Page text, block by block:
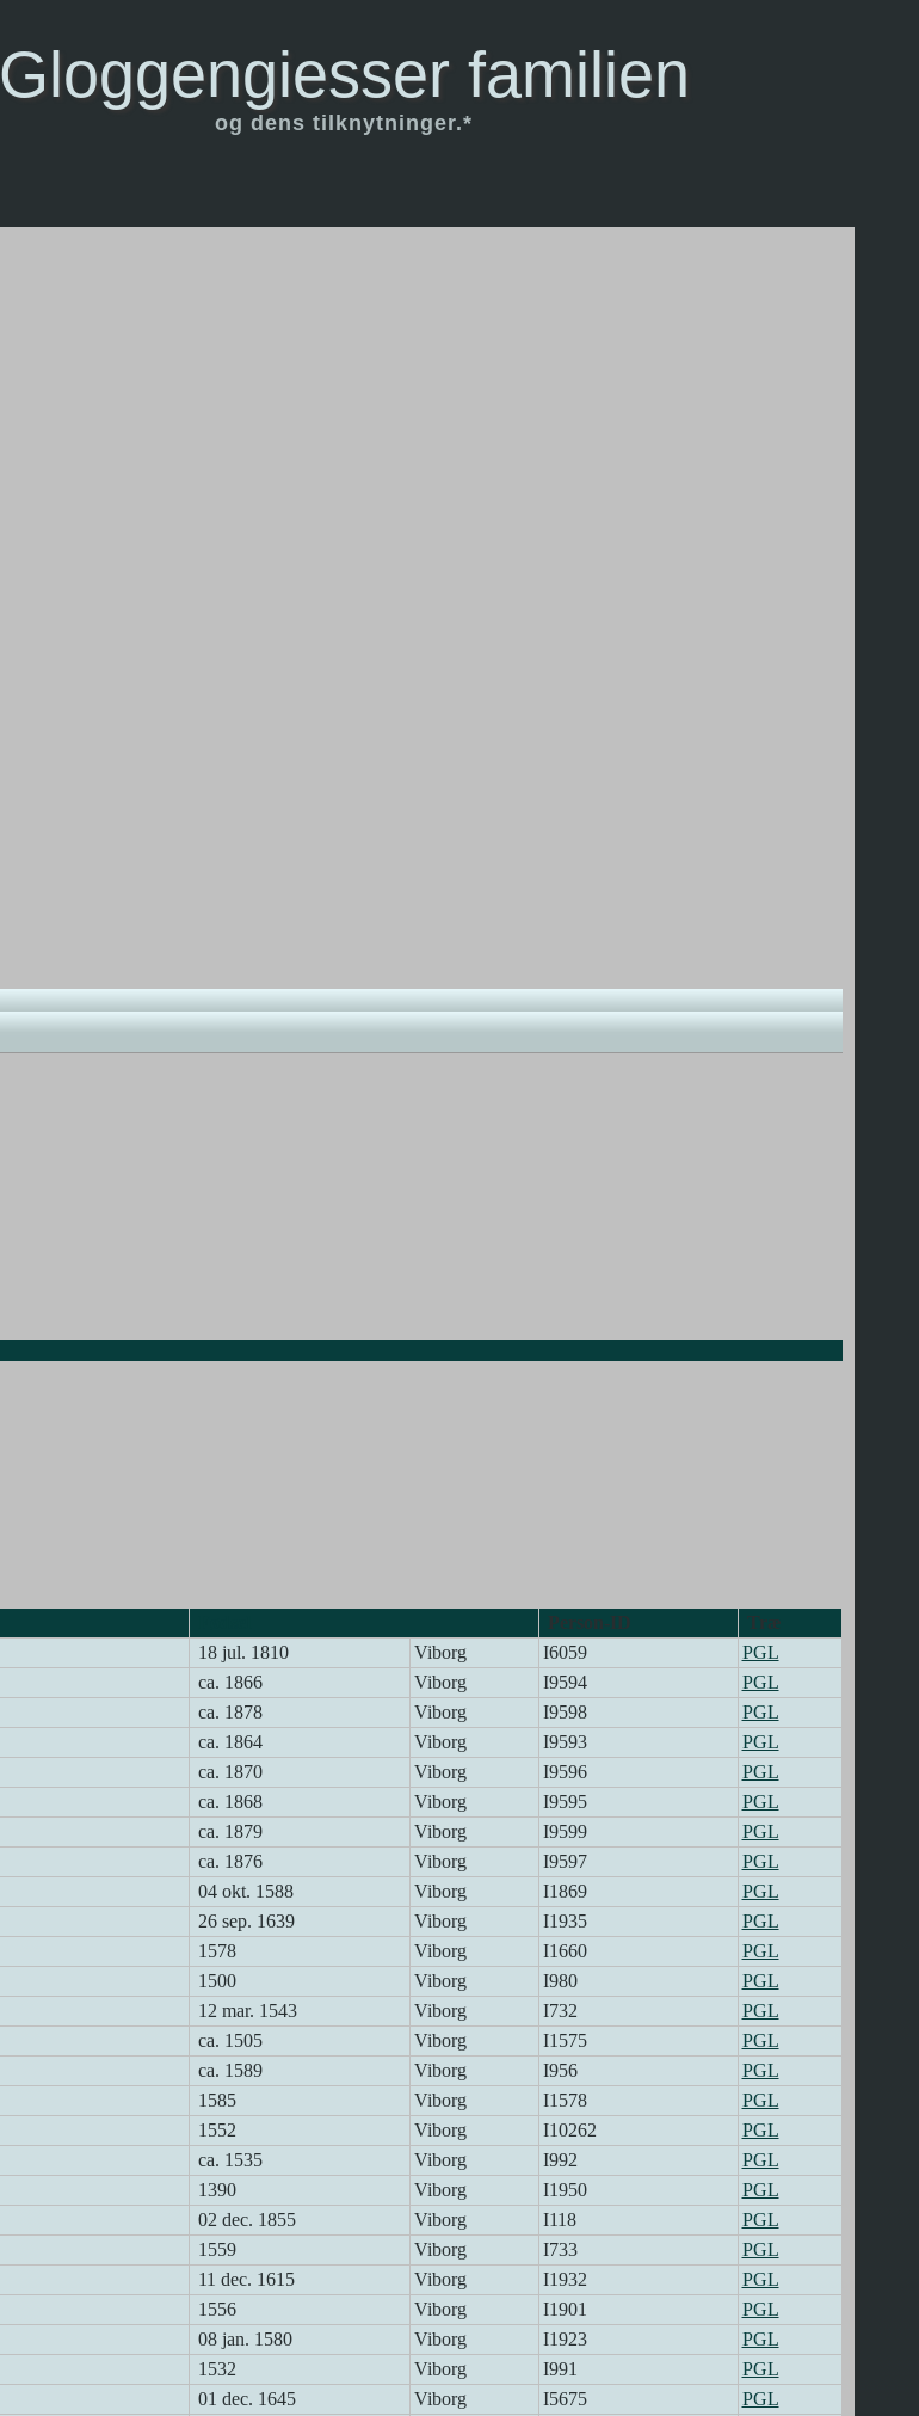
Gloggengiesser familien
og dens tilknytninger.*
Person-ID
Træ
18 jul. 1810 Viborg I6059
PGL
ca. 1866 Viborg I9594
PGL
ca. 1878 Viborg I9598
PGL
ca. 1864 Viborg I9593
PGL
ca. 1870 Viborg I9596
PGL
ca. 1868 Viborg I9595
PGL
ca. 1879 Viborg I9599
PGL
ca. 1876 Viborg I9597
PGL
04 okt. 1588 Viborg I1869
PGL
26 sep. 1639 Viborg I1935
PGL
1578 Viborg I1660
PGL
1500 Viborg I980
PGL
12 mar. 1543 Viborg I732
PGL
ca. 1505 Viborg I1575
PGL
ca. 1589 Viborg I956
PGL
1585 Viborg I1578
PGL
1552 Viborg I10262
PGL
ca. 1535 Viborg I992
PGL
1390 Viborg I1950
PGL
02 dec. 1855 Viborg I118
PGL
1559 Viborg I733
PGL
11 dec. 1615 Viborg I1932
PGL
1556 Viborg I1901
PGL
08 jan. 1580 Viborg I1923
PGL
1532 Viborg I991
PGL
01 dec. 1645 Viborg I5675
PGL